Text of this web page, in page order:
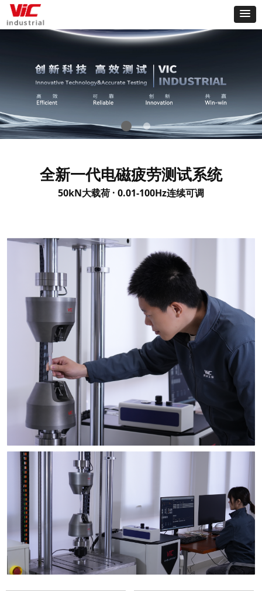
全新一代电磁疲劳测试系统
50kN大载荷 · 0.01-100Hz连续可调